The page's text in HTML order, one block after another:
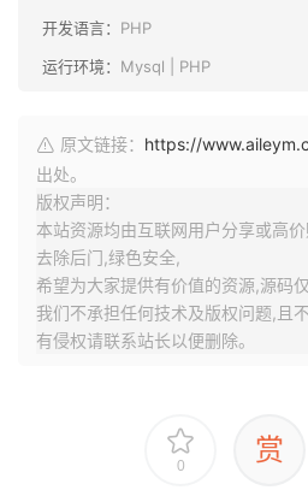
开发语言： PHP
运行环境： Mysql | PHP
原文链接： https://
出处。
版权声明：
本站资源均由互联网用户分享或高
去除后门,绿色安全,
希望为大家提供有价值的资源,源码
我们不承担任何技术及版权问题,且
有侵权请联系站长以便删除。
0 赏